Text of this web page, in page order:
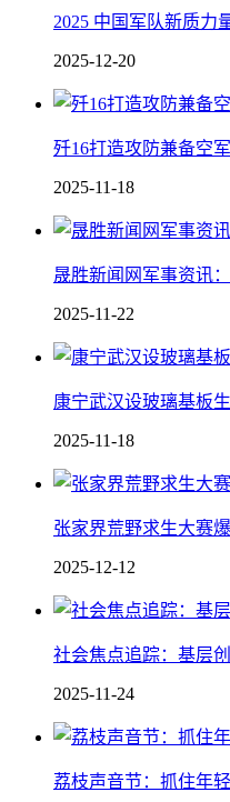
2025 中国军队新质力
2025-12-20
歼16打造攻防兼备空
2025-11-18
晟胜新闻网军事资讯
2025-11-22
康宁武汉设玻璃基板
2025-11-18
张家界荒野求生大赛
2025-12-12
社会焦点追踪：基层
2025-11-24
荔枝声音节：抓住年